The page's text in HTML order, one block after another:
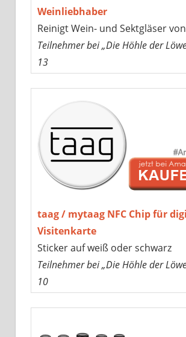
Weinliebhaber
Reinigt Wein- und Sektgläser
Teilnehmer bei „Die Höhle der
13
taag / mytaag NFC Chip für
Visitenkarte
Sticker auf weiß oder schwarz
Teilnehmer bei „Die Höhle der
10